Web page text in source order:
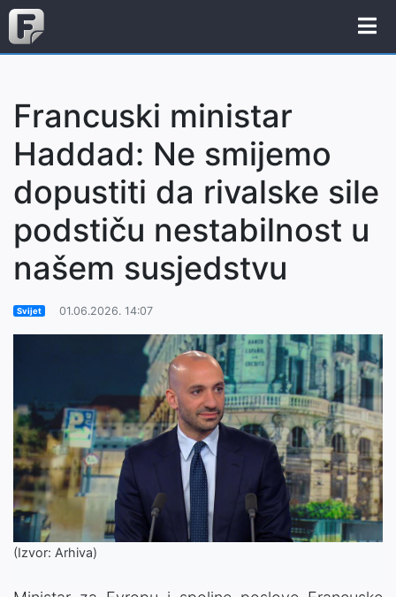
Francuski ministar
Haddad: Ne smijemo
dopustiti da rivalske sile
podstiču nestabilnost u
našem susjedstvu
Svijet 01.06.2026. 14:07
(Izvor: Arhiva)